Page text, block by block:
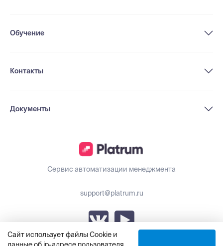
Сайт использует файлы Cookie и
Сервис автоматизации менеджмента
support@platrum.ru
Обучение
Контакты
Документы